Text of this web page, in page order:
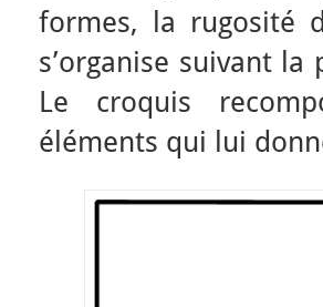
formes, la rugosité
s’organise suivant la
Le croquis
éléments qui lui